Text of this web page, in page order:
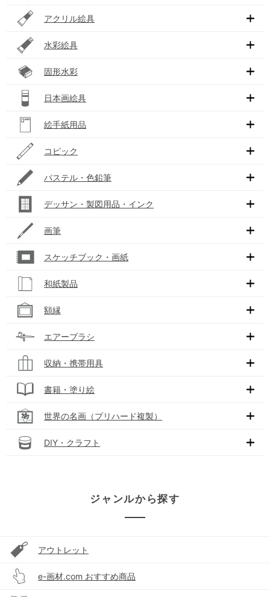
アクリル絵具
水彩絵具
固形水彩
日本画絵具
絵手紙用品
コピック
パステル・色鉛筆
デッサン・製図用品・インク
画筆
スケッチブック・画紙
和紙製品
額縁
エアーブラシ
収納・携帯用具
書籍・塗り絵
世界の名画（プリハード複製）
DIY・クラフト
ジャンルから探す
アウトレット
e-画材.com おすすめ商品